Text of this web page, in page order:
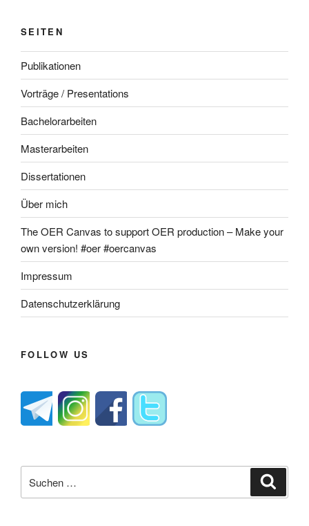
SEITEN
Publikationen
Vorträge / Presentations
Bachelorarbeiten
Masterarbeiten
Dissertationen
Über mich
The OER Canvas to support OER production – Make your
own version! #oer #oercanvas
Impressum
Datenschutzerklärung
FOLLOW US
nach: